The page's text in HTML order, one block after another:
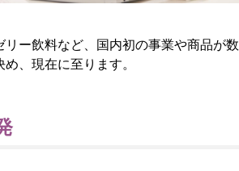
ー飲料など、国内初の事業や商品が数
、現在に至ります。